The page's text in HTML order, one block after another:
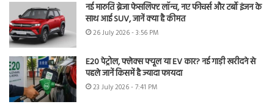
नई मारुति ब्रेजा फेसलिफ्ट लॉन्च, नए फीचर्स और टर्बो इंजन के
साथ आई SUV, जानें क्या है कीमत
26 July 2026 - 3:56 PM
E20 पेट्रोल, फ्लेक्स फ्यूल या EV कार? नई गाड़ी खरीदने से
पहले जानें किसमें है ज्यादा फायदा
23 July 2026 - 7:41 PM